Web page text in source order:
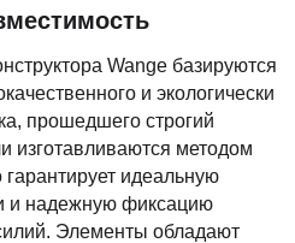
Wange базируются
и экологически
прошедшего строгий
изготавливаются методом
гарантирует идеальную
и надежную фиксацию
Элементы обладают